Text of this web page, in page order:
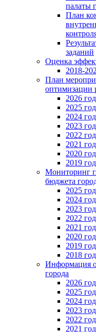
палаты
План
заданий
Оценка
2018-
План
оптимизации
2026 год
2025 год
2024 год
2023 год
2022 год
2021 год
2020 год
2019 год
Мониторинг
бюджета
2025 год
2024 год
2023 год
2022 год
2021 год
2020 год
2019 год
2018 год
Информация
города
2026 год
2025 год
2024 год
2023 год
2022 год
2021 год